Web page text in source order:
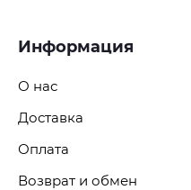
Информация
О нас
Доставка
Оплата
Возврат и обмен